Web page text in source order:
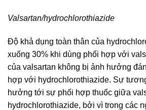
Valsartan/hydrochlorothiazide
Độ khả dụng toàn thân của
xuống 30% khi dùng phối hợp với
của valsartan không bị ảnh hưởng
hợp với hydrochlorothiazide. Sự
hưởng tới sự phối hợp thuốc giữa
hydrochlorothiazide, bởi vì trong các